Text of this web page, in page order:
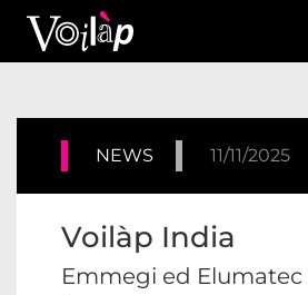
NEWS 11/11/2025
Voilàp India
Emmegi ed